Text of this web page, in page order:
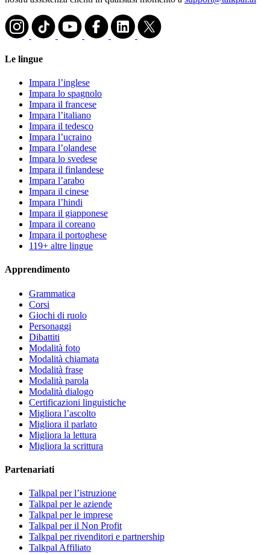
Le lingue
Impara l’inglese
Impara lo spagnolo
Impara il francese
Impara l’italiano
Impara il tedesco
Impara l’ucraino
Impara l’olandese
Impara lo svedese
Impara il finlandese
Impara l’arabo
Impara il cinese
Impara l’hindi
Impara il giapponese
Impara il coreano
Impara il portoghese
119+ altre lingue
Apprendimento
Grammatica
Corsi
Giochi di ruolo
Personaggi
Dibattiti
Modalità foto
Modalità chiamata
Modalità frase
Modalità parola
Modalità dialogo
Certificazioni linguistiche
Migliora l’ascolto
Migliora il parlato
Migliora la lettura
Migliora la scrittura
Partenariati
Talkpal per l’istruzione
Talkpal per le aziende
Talkpal per le imprese
Talkpal per il Non Profit
Talkpal per rivenditori e partnership
Talkpal Affiliato